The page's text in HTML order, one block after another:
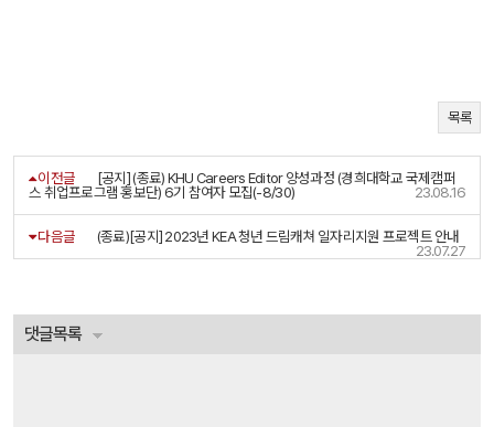
목록
이전글
[공지] (종료) KHU Careers Editor 양성과정 (경희대학교 국제캠퍼
스 취업프로그램 홍보단) 6기 참여자 모집(-8/30)
23.08.16
다음글
(종료)[공지] 2023년 KEA 청년 드림캐쳐 일자리지원 프로젝트 안내
23.07.27
댓글목록